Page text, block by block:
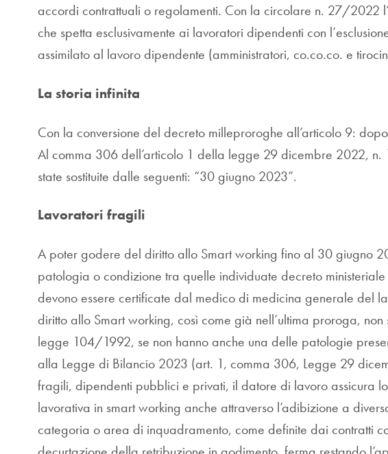
accordi contrattuali o regolamenti. Con la circolare n. 27/2022
che spetta esclusivamente ai lavoratori dipendenti con
assimilato al lavoro dipendente (amministratori, co.co.co. e
La storia infinita
Con la conversione del decreto milleproroghe all’articolo 9:
Al comma 306 dell’articolo 1 della legge 29 dicembre 2022, n.
state sostituite dalle seguenti: “30 giugno 2023”.
Lavoratori fragili
A poter godere del diritto allo Smart working fino al 30 giugno
patologia o condizione tra quelle individuate decreto
devono essere certificate dal medico di medicina generale del
diritto allo Smart working, così come già nell’ultima proroga,
legge 104/1992, se non hanno anche una delle patologie
alla Legge di Bilancio 2023 (art. 1, comma 306, Legge 29
fragili, dipendenti pubblici e privati, il datore di lavoro assicura
lavorativa in smart working anche attraverso l’adibizione a
categoria o area di inquadramento, come definite dai contratti